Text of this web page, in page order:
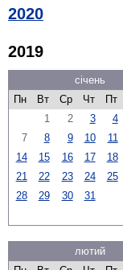
2020
2019
січень
Пн
Вт Ср Чт Пт
1
2 3 4
7
8 9 10 11
14
15 16 17 18
21
22 23 24 25
28
29 30 31
лютий